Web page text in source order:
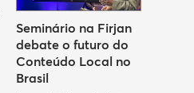
Seminário na Firjan
debate o futuro do
Conteúdo Local no
Brasil